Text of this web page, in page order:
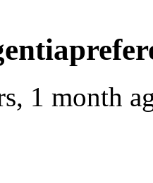
1 month